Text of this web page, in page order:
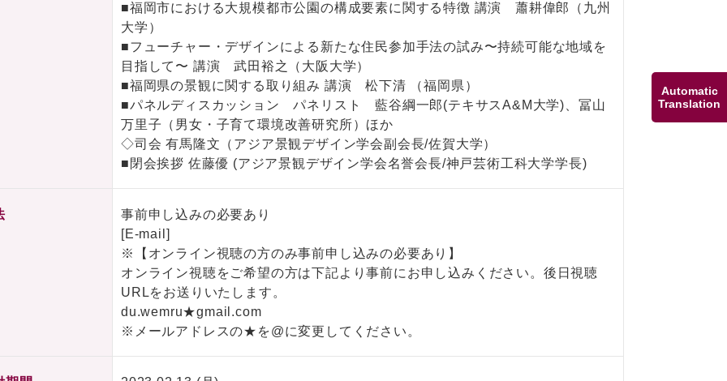
Automatic
Translation
■福岡市における大規模都市公園の構成要素に関する特徴 講演 蕭耕偉郎（九州
大学）
■フューチャー・デザインによる新たな住民参加手法の試み〜持続可能な地域を
目指して〜 講演 武田裕之（大阪大学）
■福岡県の景観に関する取り組み 講演 松下清 （福岡県）
■パネルディスカッション パネリスト 藍谷綱一郎(テキサスA&M大学)、冨山
万里子（男女・子育て環境改善研究所）ほか
◇司会 有馬隆文（アジア景観デザイン学会副会長/佐賀大学）
■閉会挨拶 佐藤優 (アジア景観デザイン学会名誉会長/神戸芸術工科大学学長)
事前申し込みの必要あり
[E-mail]
※【オンライン視聴の方のみ事前申し込みの必要あり】
オンライン視聴をご希望の方は下記より事前にお申し込みください。後日視聴
URLをお送りいたします。
du.wemru★gmail.com
※メールアドレスの★を@に変更してください。